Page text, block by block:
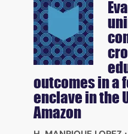
outcomes in a
enclave in the
Amazon